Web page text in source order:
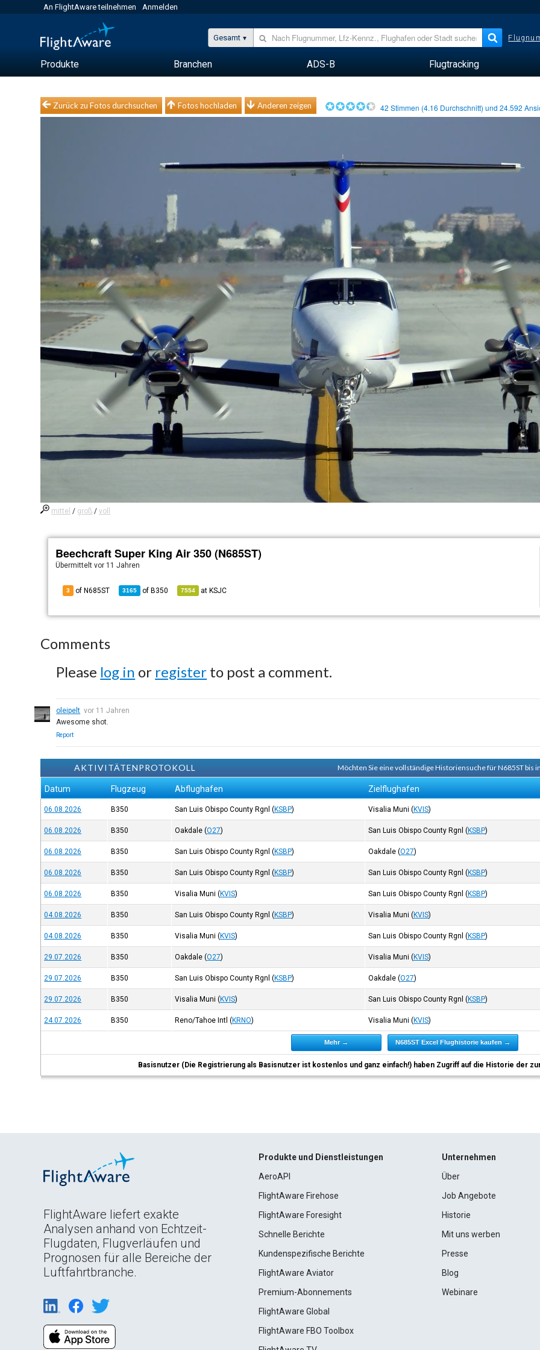
An FlightAware teilnehmen Anmelden
Gesamt
Produkte Branchen ADS-B Flugtracking
Zurück zu Fotos durchsuchen Fotos hochladen Anderen zeigen 42 Stimmen (4.16 Durchschnitt) und24.592
mittel / groß /voll
Beechcraft Super King Air 350 (N685ST)
Übermitteltvor 11 Jahren
3 of N685ST 3165 of B350 7554 at KSJC
Comments
Please log in or register to post a comment.
oleipelt vor 11 Jahren
Awesome shot.
Report
AKTIVITÄTENPROTOKOLL Möchten Sie eine vollständige Historiensuche für N685ST bis
Datum Flugzeug Abflughafen Zielflughafen
06.08.2026 B350 San Luis Obispo County Rgnl (KSBP) Visalia Muni (KVIS)
06.08.2026 B350 Oakdale (O27) San Luis Obispo County Rgnl (KSBP)
06.08.2026 B350 San Luis Obispo County Rgnl (KSBP) Oakdale (O27)
06.08.2026 B350 San Luis Obispo County Rgnl (KSBP) San Luis Obispo County Rgnl (KSBP)
06.08.2026 B350 Visalia Muni (KVIS) San Luis Obispo County Rgnl (KSBP)
04.08.2026 B350 San Luis Obispo County Rgnl (KSBP) Visalia Muni (KVIS)
04.08.2026 B350 Visalia Muni (KVIS) San Luis Obispo County Rgnl (KSBP)
29.07.2026 B350 Oakdale (O27) Visalia Muni (KVIS)
29.07.2026 B350 San Luis Obispo County Rgnl (KSBP) Oakdale (O27)
29.07.2026 B350 Visalia Muni (KVIS) San Luis Obispo County Rgnl (KSBP)
24.07.2026 B350 Reno/Tahoe Intl (KRNO) Visalia Muni (KVIS)
Mehr → N685ST Excel Flughistorie kaufen →
Basisnutzer (Die Registrierung als Basisnutzer ist kostenlos und ganz einfach!) haben Zugriff auf die Historie der
FlightAware liefert exakte
Analysen anhand von Echtzeit-
Flugdaten, Flugverläufen und
Prognosen für alle Bereiche der
Luftfahrtbranche.
Produkte und Dienstleistungen
AeroAPI
FlightAware Firehose
FlightAware Foresight
Schnelle Berichte
Kundenspezifische Berichte
FlightAware Aviator
Premium-Abonnements
FlightAware Global
FlightAware FBO Toolbox
Unternehmen
Über
Job Angebote
Historie
Mit uns werben
Presse
Blog
Webinare